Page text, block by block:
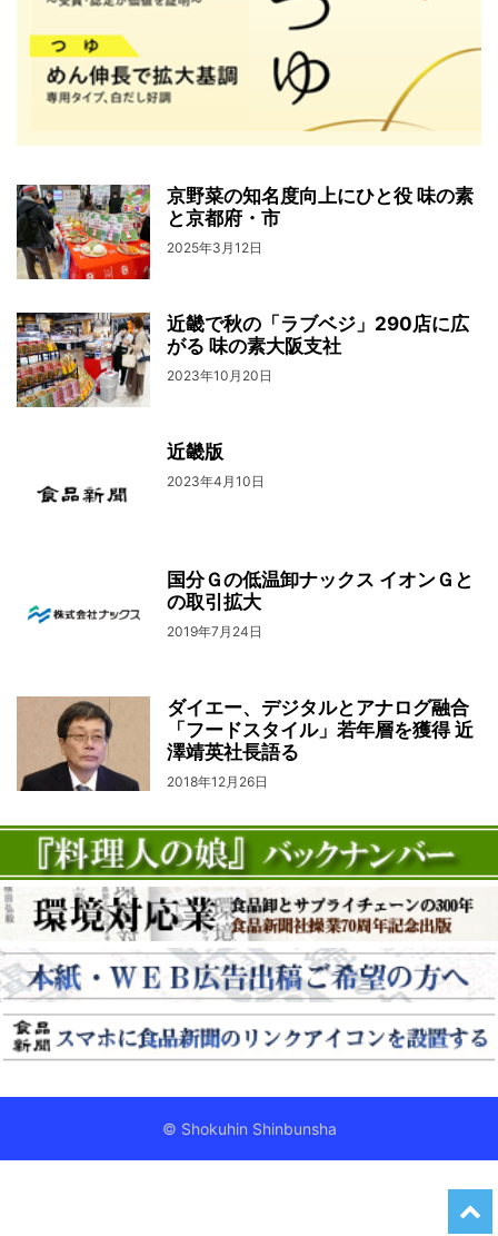
京野菜の知名度向上にひと役 味の素
と京都府・市
2025年3月12日
近畿で秋の「ラブベジ」290店に広
がる 味の素大阪支社
2023年10月20日
近畿版
2023年4月10日
国分Ｇの低温卸ナックス イオンＧと
の取引拡大
2019年7月24日
ダイエー、デジタルとアナログ融合
「フードスタイル」若年層を獲得 近
澤靖英社長語る
2018年12月26日
© Shokuhin Shinbunsha